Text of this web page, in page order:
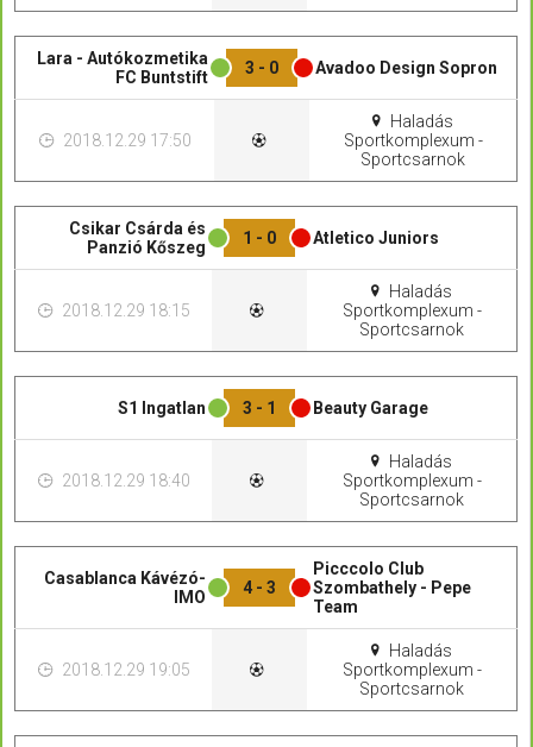
Lara - Autókozmetika
FC Buntstift
3 - 0 Avadoo Design Sopron
2018.12.29 17:50
Haladás
Sportkomplexum -
Sportcsarnok
Csikar Csárda és
Panzió Kőszeg
1 - 0 Atletico Juniors
2018.12.29 18:15
Haladás
Sportkomplexum -
Sportcsarnok
S1 Ingatlan 3 - 1 Beauty Garage
2018.12.29 18:40
Haladás
Sportkomplexum -
Sportcsarnok
Casablanca Kávézó-
IMO
4 - 3
Picccolo Club
Szombathely - Pepe
Team
2018.12.29 19:05
Haladás
Sportkomplexum -
Sportcsarnok